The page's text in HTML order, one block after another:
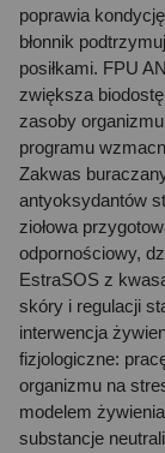
poprawia
błonnik
posiłkami. FPU
zwiększa
zasoby
programu
Zakwas
antyoksydantów
ziołowa
odpornościowy,
EstraSOS z
skóry i regulacji
interwencja
fizjologiczne:
organizmu na
modelem
substancje